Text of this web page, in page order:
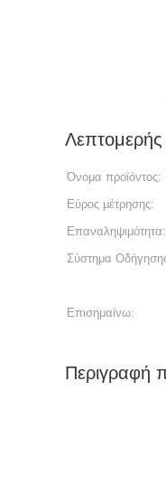
Όνομα προϊόντος:
Εύρος μέτρησης:
Επαναληψιμότητα:
Σύστημα
Επισημαίνω:
Περιγραφή